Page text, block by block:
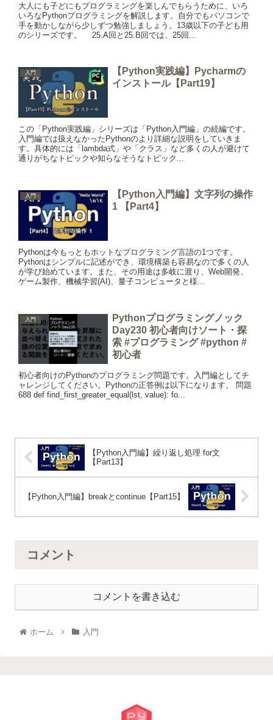
大人にも子どにもプログラミングを楽しんでもらうために、いろ
いろなPythonプログラミングを解説します。自分でもパソコンで
手を動かしながら少しずつ勉強しましょう。13歳以下の子ども用
のシリーズです。 25.A回と25.B回では、25回...
入門
【Python実践編】Pycharmの
インストール【Part19】
この「Python実践編」シリーズは「Python入門編」の続編です。
入門編では扱えなかったPythonのより詳細な説明をしていきま
す。具体的には「lambda式」や「クラス」など多くの人が避けて
通りがちなトピックや知らなそうなトピック...
入門
【Python入門編】文字列の操作
1 【Part4】
Pythonは今もっともホットなプログラミング言語の1つです。
Pythonはシンプルに記述ができ、環境構築も容易なので多くの人
が学び始めています。また、その用途は多岐に渡り、Web開発、
ゲーム製作、機械学習(AI)、量子コンピュータと様...
入門
Pythonプログラミングノック
Day230 初心者向けソート・探
索 #プログラミング #python #
初心者
初心者向けのPythonのプログラミング問題です。入門編としてチ
ャレンジしてください。Pythonの正答例は以下になります。 問題
688 def find_first_greater_equal(lst, value): fo...
【Python入門編】繰り返し処理 for文
【Part13】
【Python入門編】breakとcontinue【Part15】
コメント
コメントを書き込む
ホーム 入門